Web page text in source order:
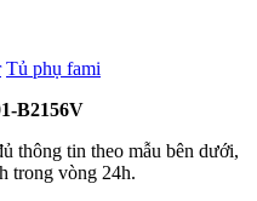
Tủ phụ fami
B2156V
thông tin theo mẫu bên dưới,
trong vòng 24h.